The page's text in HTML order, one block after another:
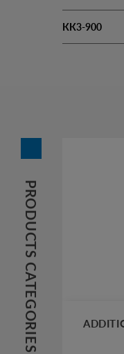
КК3-900
PRODUCTS CATEGORIES